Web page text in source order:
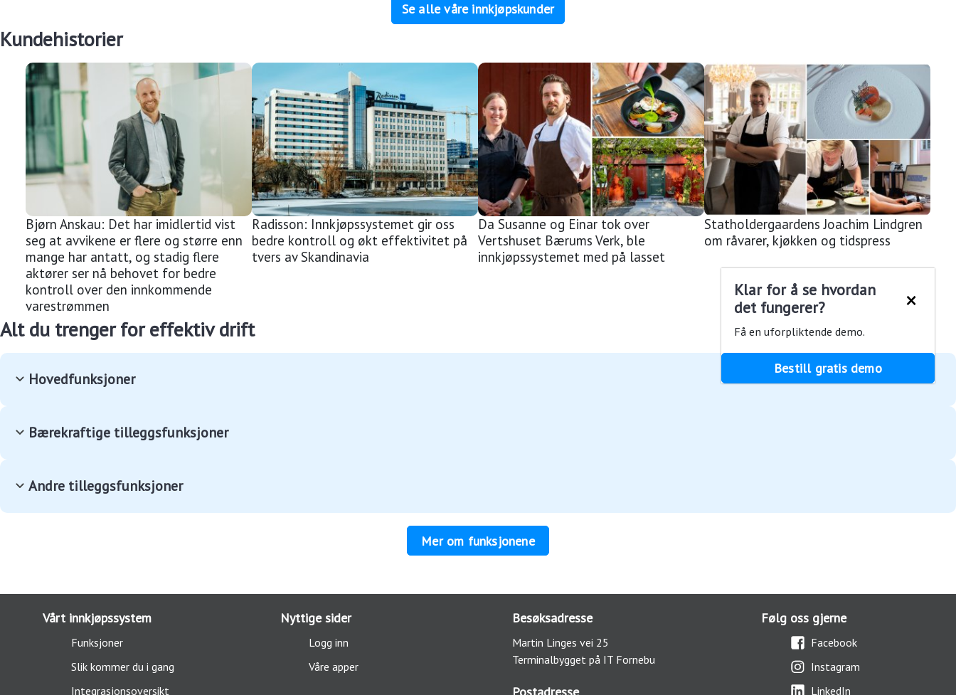
Klar for å se hvordan
det fungerer?
×
Få en uforpliktende demo.
Bestill gratis demo
Se alle våre innkjøpskunder
Kundehistorier
Bjørn Anskau: Det har imidlertid vist
seg at avvikene er flere og større enn
mange har antatt, og stadig flere
aktører ser nå behovet for bedre
kontroll over den innkommende
varestrømmen
Radisson: Innkjøpssystemet gir oss
bedre kontroll og økt effektivitet på
tvers av Skandinavia
Da Susanne og Einar tok over
Vertshuset Bærums Verk, ble
innkjøpssystemet med på lasset
Statholdergaardens Joachim Lindgren
om råvarer, kjøkken og tidspress
Alt du trenger for effektiv drift
Hovedfunksjoner
- Avtaler
- Rapporter
Bærekraftige tilleggsfunksjoner
- Matsvinn inkl. app
Andre tilleggsfunksjoner
Mer om funksjonene
Vårt innkjøpssystem
Funksjoner
Slik kommer du i gang
Integrasjonsoversikt
Nyttige sider
Logg inn
Våre apper
Besøksadresse
Martin Linges vei 25
Terminalbygget på IT Fornebu
Følg oss gjerne
Facebook
Instagram
LinkedIn